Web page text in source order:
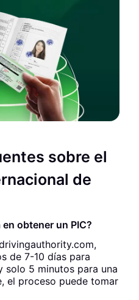
sobre el
de
obtener un PIC?
de 7-10 días para
solo 5 minutos para una
el proceso puede tomar